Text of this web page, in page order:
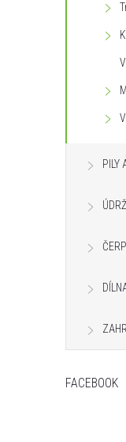
a
PILY
FACEBOOK